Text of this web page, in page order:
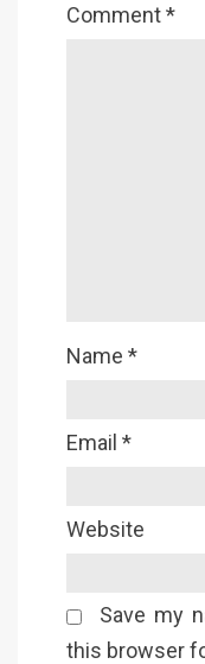
Comment*
Name *
Email *
Website
Save my
this browser